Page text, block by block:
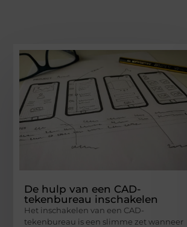
De hulp van een CAD-
tekenbureau inschakelen
Het inschakelen van een CAD-
tekenbureau is een slimme zet wanneer